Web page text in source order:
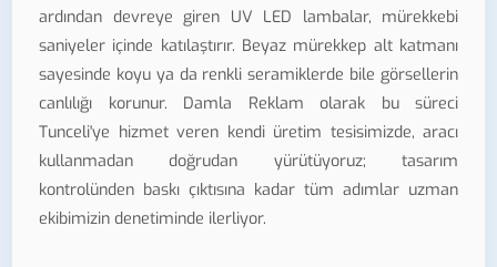
ardından devreye giren UV LED lambalar, mürekkebi
saniyeler içinde katılaştırır. Beyaz mürekkep alt katmanı
sayesinde koyu ya da renkli seramiklerde bile görsellerin
canlılığı korunur. Damla Reklam olarak bu süreci
Tunceli'ye hizmet veren kendi üretim tesisimizde, aracı
kullanmadan doğrudan yürütüyoruz; tasarım
kontrolünden baskı çıktısına kadar tüm adımlar uzman
ekibimizin denetiminde ilerliyor.